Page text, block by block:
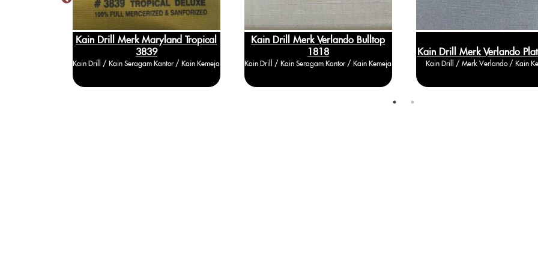
Kain Drill Merk Maryland Tropical
3839
Kain Drill / Kain Seragam Kantor / Kain Kemeja
Kain Drill Merk Verlando Bulltop
1818
Kain Drill / Kain Seragam Kantor / Kain Kemeja
Kain Drill Merk Verlando
Kain Drill / Merk Verlando / Kain